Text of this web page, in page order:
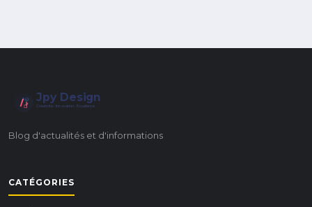
Jpy Design
Créativité • Innovation • Excellence
Blog d'actualités et d'informations
CATÉGORIES